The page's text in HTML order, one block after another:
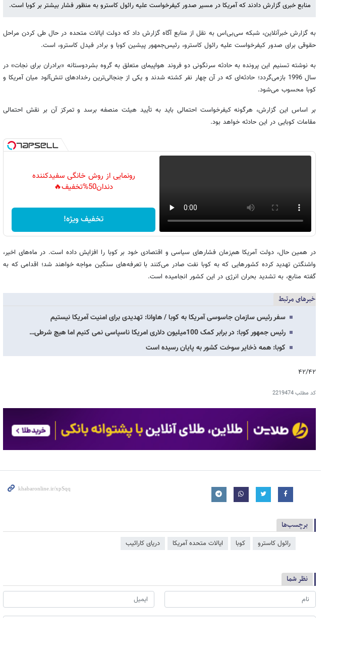
منابع خبری گزارش دادند که آمریکا در مسیر صدور کیفرخواست علیه رائول کاسترو به منظور فشار بیشتر بر کوبا است.
به گزارش خبرآنلاین، شبکه سی‌بی‌اس به نقل از منابع آگاه گزارش داد که دولت ایالات متحده در حال طی کردن مراحل
حقوقی برای صدور کیفرخواست علیه رائول کاسترو، رئیس‌جمهور پیشین کوبا و برادر فیدل کاسترو، است.
به نوشته تسنیم این پرونده به حادثه سرنگونی دو فروند هواپیمای متعلق به گروه بشردوستانه «برادران برای نجات» در
سال 1996 بازمی‌گردد؛ حادثه‌ای که در آن چهار نفر کشته شدند و یکی از جنجالی‌ترین رخدادهای تنش‌آلود میان آمریکا و
کوبا محسوب می‌شود.
بر اساس این گزارش، هرگونه کیفرخواست احتمالی باید به تأیید هیئت منصفه برسد و تمرکز آن بر نقش احتمالی
مقامات کوبایی در این حادثه خواهد بود.
رونمایی از روش خانگی سفیدکننده
دندان50%تخفیف🔥
تخفیف ویژه!
در همین حال، دولت آمریکا هم‌زمان فشارهای سیاسی و اقتصادی خود بر کوبا را افزایش داده است. در ماه‌های اخیر،
واشنگتن تهدید کرده کشورهایی که به کوبا نفت صادر می‌کنند با تعرفه‌های سنگین مواجه خواهند شد؛ اقدامی که به
گفته منابع، به تشدید بحران انرژی در این کشور انجامیده است.
خبرهای مرتبط
سفر رئیس سازمان جاسوسی آمریکا به کوبا / هاوانا: تهدیدی برای امنیت آمریکا نیستیم
رئیس جمهور کوبا: در برابر کمک 100میلیون دلاری امریکا ناسپاسی نمی کنیم اما هیچ شرطی…
کوبا: همه ذخایر سوخت کشور به پایان رسیده است
۴۲/۴۲
کد مطلب2219474
برچسب‌ها
رائول کاسترو کوبا ایالات متحده آمریکا دریای کارائیب
نظر شما